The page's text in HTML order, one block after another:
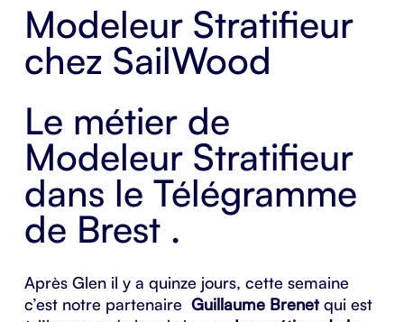
Modeleur Stratifieur
chez SailWood
Le métier de
Modeleur Stratifieur
dans le Télégramme
de Brest .
Après Glen il y a quinze jours, cette semaine
c’est notre partenaire Guillaume Brenetqui est